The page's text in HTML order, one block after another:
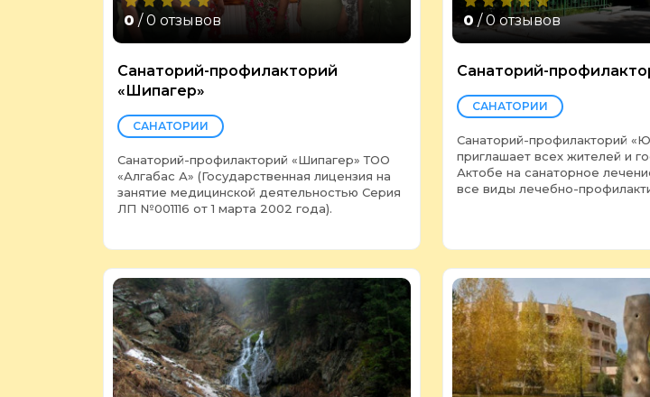
0 / 0 отзывов
Санаторий-профилакторий
«Шипагер»
САНАТОРИИ
Санаторий-профилакторий «Шипагер» ТОО
«Алгабас А» (Государственная лицензия на
занятие медицинской деятельностью Серия
ЛП №001116 от 1 марта 2002 года).
0 / 0 отзывов
Санаторий-
САНАТОРИИ
Санаторий-профилакторий
приглашает всех жителей и
Актобе на санаторное
все виды лечебно-